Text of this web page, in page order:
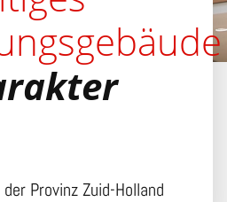
Provinz Zuid-Holland